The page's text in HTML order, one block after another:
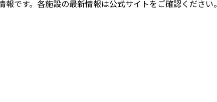
です。各施設の最新情報は公式サイトをご確認ください。